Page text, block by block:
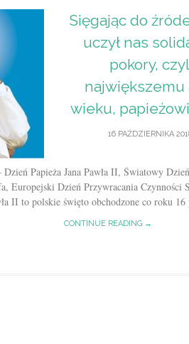
Sięgając do
uczył nas
pokory,
największemu
wieku,
16 PAŹDZIERNIKA
Papieża Jana Pawła II, Światowy
Europejski Dzień Przywracania Czynności
II to polskie święto obchodzone co roku
CONTINUE READING →